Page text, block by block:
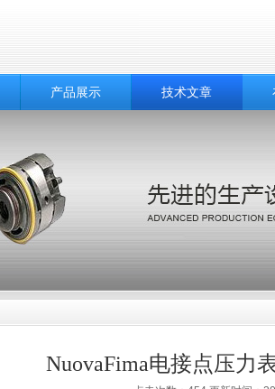
产品展示 技术文章
NuovaFima电接点压力